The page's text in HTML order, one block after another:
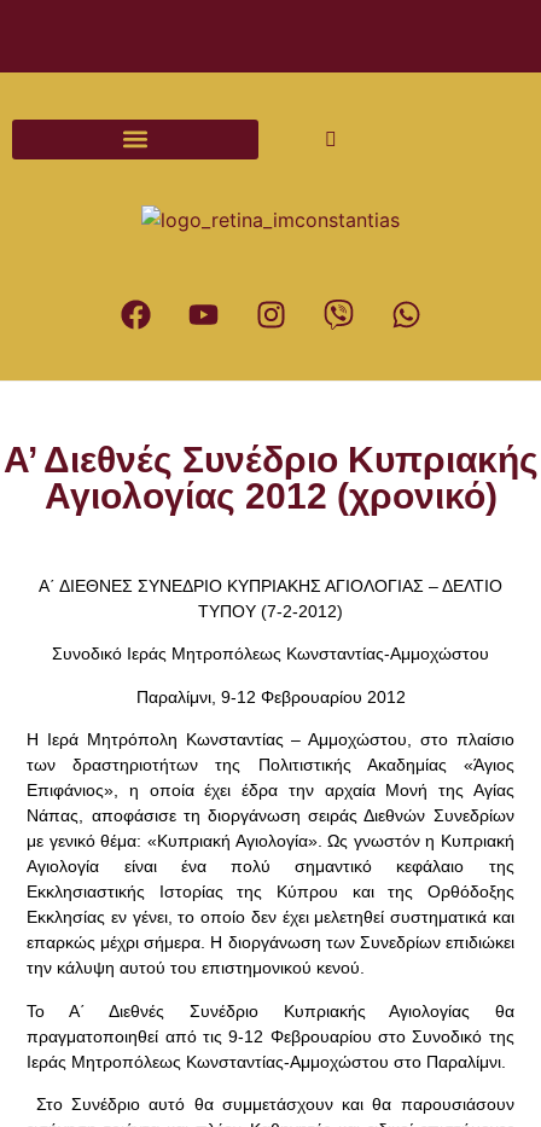
Α’ Διεθνές Συνέδριο Κυπριακής
Αγιολογίας 2012 (χρονικό)
Α΄ ΔΙΕΘΝΕΣ ΣΥΝΕΔΡΙΟ ΚΥΠΡΙΑΚΗΣ ΑΓΙΟΛΟΓΙΑΣ – ΔΕΛΤΙΟ
ΤΥΠΟΥ (7-2-2012)
Συνοδικό Ιεράς Μητροπόλεως Κωνσταντίας-Αμμοχώστου
Παραλίμνι, 9-12 Φεβρουαρίου 2012
Η Ιερά Μητρόπολη Κωνσταντίας – Αμμοχώστου, στο πλαίσιο
των δραστηριοτήτων της Πολιτιστικής Ακαδημίας «Άγιος
Επιφάνιος», η οποία έχει έδρα την αρχαία Μονή της Αγίας
Νάπας, αποφάσισε τη διοργάνωση σειράς Διεθνών Συνεδρίων
με γενικό θέμα: «Κυπριακή Αγιολογία». Ως γνωστόν η Κυπριακή
Αγιολογία είναι ένα πολύ σημαντικό κεφάλαιο της
Εκκλησιαστικής Ιστορίας της Κύπρου και της Ορθόδοξης
Εκκλησίας εν γένει, το οποίο δεν έχει μελετηθεί συστηματικά και
επαρκώς μέχρι σήμερα. Η διοργάνωση των Συνεδρίων επιδιώκει
την κάλυψη αυτού του επιστημονικού κενού.
Το Α΄ Διεθνές Συνέδριο Κυπριακής Αγιολογίας θα
πραγματοποιηθεί από τις 9-12 Φεβρουαρίου στο Συνοδικό της
Ιεράς Μητροπόλεως Κωνσταντίας-Αμμοχώστου στο Παραλίμνι.
Στο Συνέδριο αυτό θα συμμετάσχουν και θα παρουσιάσουν